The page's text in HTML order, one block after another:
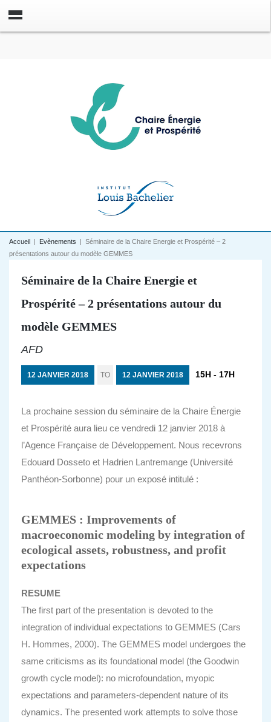
Accueil | Evènements | Séminaire de la Chaire Energie et Prospérité – 2
présentations autour du modèle GEMMES
Séminaire de la Chaire Energie et
Prospérité – 2 présentations autour du
modèle GEMMES
AFD
12 JANVIER 2018 TO 12 JANVIER 2018 15H - 17H
La prochaine session du séminaire de la Chaire Énergie
et Prospérité aura lieu ce vendredi 12 janvier 2018 à
l’Agence Française de Développement. Nous recevrons
Edouard Dosseto et Hadrien Lantremange (Université
Panthéon-Sorbonne) pour un exposé intitulé :
GEMMES : Improvements of
macroeconomic modeling by integration of
ecological assets, robustness, and profit
expectations
RESUME
The first part of the presentation is devoted to the
integration of individual expectations to GEMMES (Cars
H. Hommes, 2000). The GEMMES model undergoes the
same criticisms as its foundational model (the Goodwin
growth cycle model): no microfoundation, myopic
expectations and parameters-dependent nature of its
dynamics. The presented work attempts to solve those